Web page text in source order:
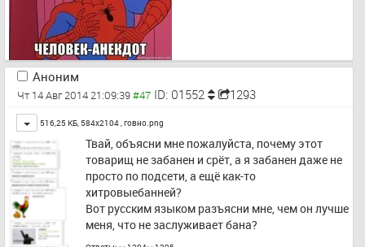
Аноним
Чт 14 Авг 2014 21:09:39 ID: 01552 1293
Toggle
516,25 КБ, 584x2104 ,говно.png
Твай, объясни мне пожалуйста, почему этот
товарищ не забанен и срёт, а я забанен даже не
просто по подсети, а ещё как-то
хитровыебанней?
Вот русским языком разъясни мне, чем он лучше
меня, что не заслуживает бана?